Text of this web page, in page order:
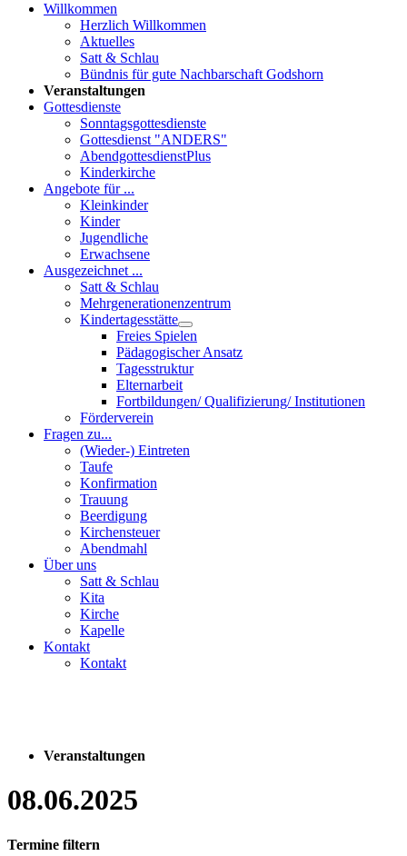
Willkommen
Herzlich Willkommen
Aktuelles
Satt & Schlau
Bündnis für gute Nachbarschaft Godshorn
Veranstaltungen
Gottesdienste
Sonntagsgottesdienste
Gottesdienst "ANDERS"
AbendgottesdienstPlus
Kinderkirche
Angebote für ...
Kleinkinder
Kinder
Jugendliche
Erwachsene
Ausgezeichnet ...
Satt & Schlau
Mehrgenerationenzentrum
Kindertagesstätte
Freies Spielen
Pädagogischer Ansatz
Tagesstruktur
Elternarbeit
Fortbildungen/ Qualifizierung/ Institutionen
Förderverein
Fragen zu...
(Wieder-) Eintreten
Taufe
Konfirmation
Trauung
Beerdigung
Kirchensteuer
Abendmahl
Über uns
Satt & Schlau
Kita
Kirche
Kapelle
Kontakt
Kontakt
Veranstaltungen
08.06.2025
Termine filtern